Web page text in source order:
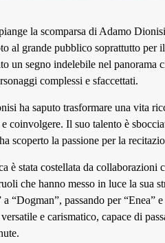
la scomparsa di Adamo
al grande pubblico soprattutto
un segno indelebile nel panorama
complessi e sfaccettati.
ha saputo trasformare una vita
coinvolgere. Il suo talento è
scoperto la passione per la
è stata costellata da collaborazioni
che hanno messo in luce la sua
“Dogman”, passando per “Enea”
e carismatico, capace di